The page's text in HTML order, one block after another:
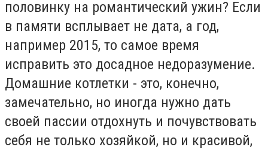
половинку на романтический ужин? Если
в памяти всплывает не дата, а год,
например 2015, то самое время
исправить это досадное недоразумение.
Домашние котлетки - это, конечно,
замечательно, но иногда нужно дать
своей пассии отдохнуть и почувствовать
себя не только хозяйкой, но и красивой,